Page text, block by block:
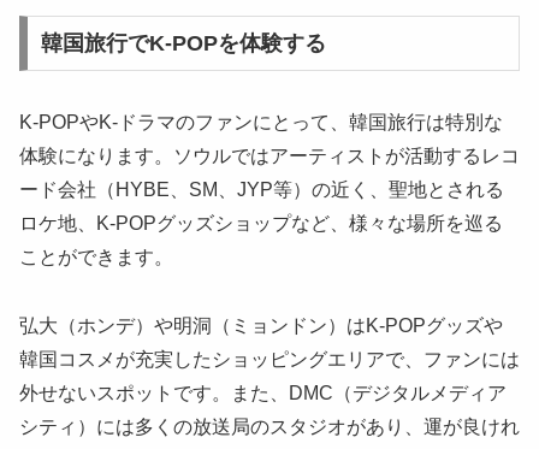
韓国旅行でK-POPを体験する
K-POPやK-ドラマのファンにとって、韓国旅行は特別な
体験になります。ソウルではアーティストが活動するレコ
ード会社（HYBE、SM、JYP等）の近く、聖地とされる
ロケ地、K-POPグッズショップなど、様々な場所を巡る
ことができます。
弘大（ホンデ）や明洞（ミョンドン）はK-POPグッズや
韓国コスメが充実したショッピングエリアで、ファンには
外せないスポットです。また、DMC（デジタルメディア
シティ）には多くの放送局のスタジオがあり、運が良けれ